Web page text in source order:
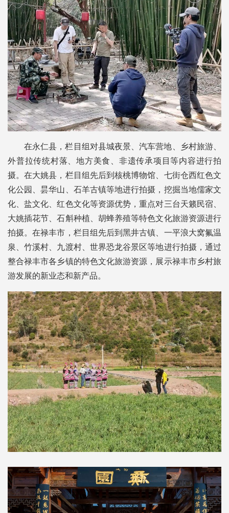
在永仁县，栏目组对县城夜景、汽车营地、乡村旅游、
外普拉传统村落、地方美食、非遗传承项目等内容进行拍
摄。在大姚县，栏目组先后到核桃博物馆、七街仓西红色文
化公园、昙华山、石羊古镇等地进行拍摄，挖掘当地儒家文
化、盐文化、红色文化等资源优势，重点对三台天籁民宿、
大姚插花节、石斛种植、胡蜂养殖等特色文化旅游资源进行
拍摄。在禄丰市，栏目组先后到黑井古镇、一平浪大窝氟温
泉、竹溪村、九渡村、世界恐龙谷景区等地进行拍摄，通过
整合禄丰市各乡镇的特色文化旅游资源，展示禄丰市乡村旅
游发展的新业态和新产品。